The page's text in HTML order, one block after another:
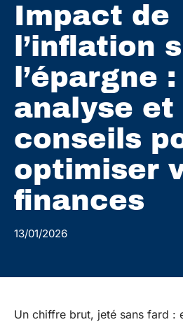
Impact de
l’inflation
l’épargne :
analyse et
conseils
optimiser
finances
13/01/2026
Un chiffre brut, jeté sans fard :